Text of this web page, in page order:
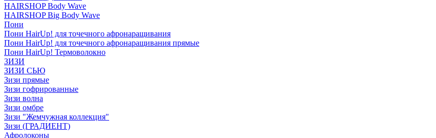
HAIRSHOP Body Wave
HAIRSHOP Big Body Wave
Пони
Пони HairUp! для точечного афронаращивания
Пони HairUp! для точечного афронаращивания прямые
Пони HairUp! Термоволокно
ЗИЗИ
ЗИЗИ СЬЮ
Зизи прямые
Зизи гофрированные
Зизи волна
Зизи омбре
Зизи "Жемчужная коллекция"
Зизи (ГРАДИЕНТ)
Афролоконы